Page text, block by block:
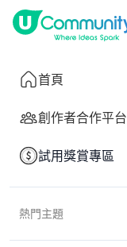
首頁
創作者合作平台
試用獎賞專區
熱門主題